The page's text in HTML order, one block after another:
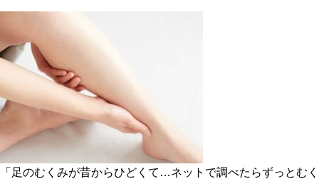
「足のむくみが昔からひどくて…ネットで調べたらずっとむく